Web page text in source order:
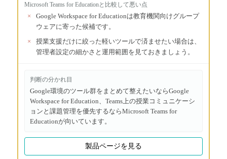
Microsoft Teams for Educationと比較して悪い点
×
Google Workspace for Educationは教育機関向けグループ
ウェアに寄った候補です。
×
授業支援だけに絞った軽いツールで済ませたい場合は、
管理者設定の細かさと運用範囲を見ておきましょう。
判断の分かれ目
Google環境のツール群をまとめて整えたいならGoogle
Workspace for Education、Teams上の授業コミュニケーシ
ョンと課題管理を優先するならMicrosoft Teams for
Educationが向いています。
製品ページを見る